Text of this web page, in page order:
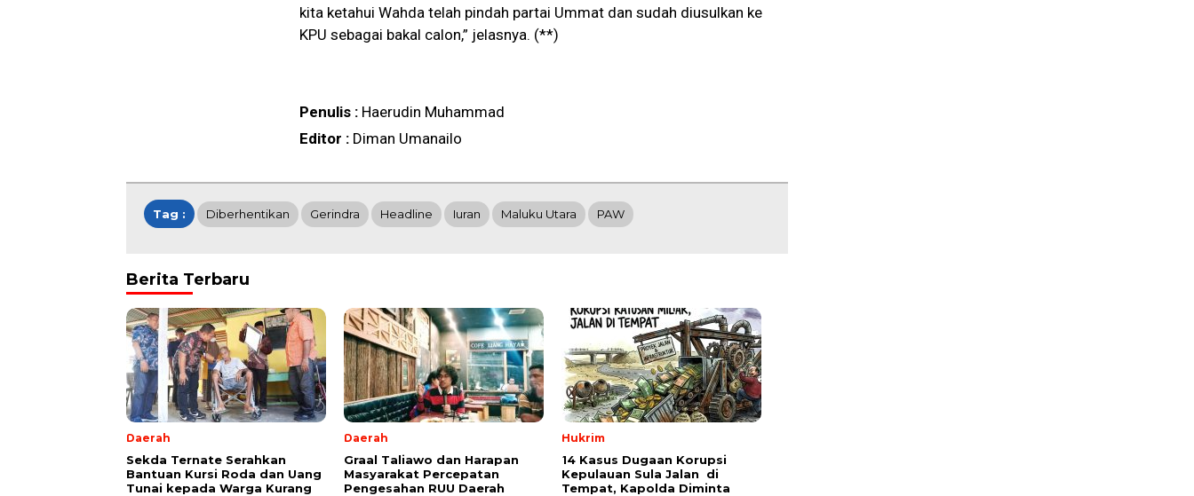
kita ketahui Wahda telah pindah partai Ummat dan sudah diusulkan ke
KPU sebagai bakal calon,” jelasnya. (**)
Penulis : Haerudin Muhammad
Editor : Diman Umanailo
Tag : Diberhentikan Gerindra Headline Iuran Maluku Utara PAW
Berita Terbaru
Daerah
Sekda Ternate Serahkan
Bantuan Kursi Roda dan Uang
Tunai kepada Warga Kurang
Daerah
Graal Taliawo dan Harapan
Masyarakat Percepatan
Pengesahan RUU Daerah
Hukrim
14 Kasus Dugaan Korupsi
Kepulauan Sula Jalan di
Tempat, Kapolda Diminta